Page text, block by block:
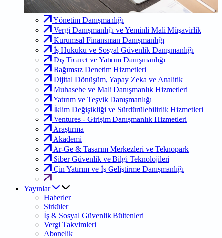
Yönetim Danışmanlığı
Vergi Danışmanlığı ve Yeminli Mali Müşavirlik
Kurumsal Finansman Danışmanlığı
İş Hukuku ve Sosyal Güvenlik Danışmanlığı
Dış Ticaret ve Yatırım Danışmanlığı
Bağımsız Denetim Hizmetleri
Dijital Dönüşüm, Yapay Zeka ve Analitik
Muhasebe ve Mali Danışmanlık Hizmetleri
Yatırım ve Teşvik Danışmanlığı
İklim Değişikliği ve Sürdürülebilirlik Hizmetleri
Ventures - Girişim Danışmanlık Hizmetleri
Araştırma
Akademi
Ar-Ge & Tasarım Merkezleri ve Teknopark
Siber Güvenlik ve Bilgi Teknolojileri
Çin Yatırım ve İş Geliştirme Danışmanlığı
Yayınlar
Haberler
Sirküler
İş & Sosyal Güvenlik Bültenleri
Vergi Takvimleri
Abonelik